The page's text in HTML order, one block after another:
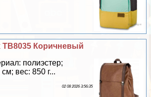
TB8035 Коричневый
полиэстер;
вес: 850 г...
02 08 2026 3:56:35